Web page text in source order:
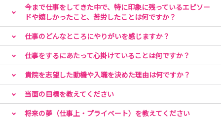
た
・利用者さんと直接関われ、一緒に遊べて楽しく学べた
・給食が美味しかった
・自分が働いているイメージがしやすく、ここで働きたい
と思った
・笑顔がいっぱいの環境が楽しかった！
など、たくさんのうれしいお声をいただいています
みんながどうしてこう思ったのかを、ぜひあなたも体感し
てくださいね
今まで仕事をしてきた中で、特に印象に残っているエピソー
ドや嬉しかったこと、苦労したことは何ですか？
仕事のどんなところにやりがいを感じますか？
仕事をするにあたって心掛けていることは何ですか？
貴院を志望した動機や入職を決めた理由は何ですか？
当面の目標を教えてください
将来の夢（仕事上・プライベート）を教えてください